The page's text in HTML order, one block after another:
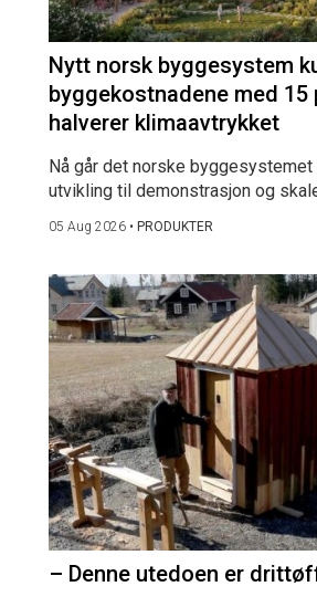
Nytt norsk byggesystem
byggekostnadene med
halverer klimaavtrykket
Nå går det norske byggesystemet
utvikling til demonstrasjon og
05 Aug 2026 • PRODUKTER
– Denne utedoen er